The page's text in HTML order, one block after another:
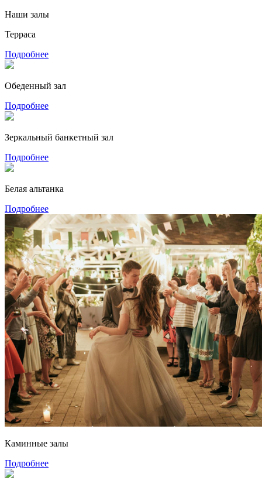
Наши залы
Терраса
Подробнее
Обеденный зал
Подробнее
Зеркальный банкетный зал
Подробнее
Белая альтанка
Подробнее
Каминные залы
Подробнее